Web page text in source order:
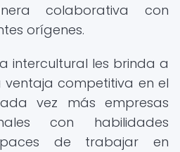
colaborativa con
orígenes.
intercultural les brinda a
ventaja competitiva en el
vez más empresas
con habilidades
de trabajar en